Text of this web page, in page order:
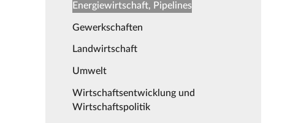
Energiewirtschaft, Pipelines
Gewerkschaften
Landwirtschaft
Umwelt
Wirtschaftsentwicklung und
Wirtschaftspolitik